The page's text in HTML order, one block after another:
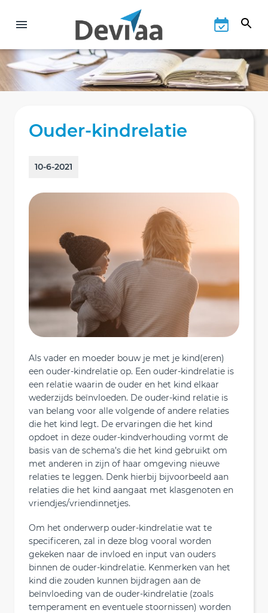
Ouder-kindrelatie
10-6-2021
Als vader en moeder bouw je met je kind(eren)
een ouder-kindrelatie op. Een ouder-kindrelatie is
een relatie waarin de ouder en het kind elkaar
wederzijds beïnvloeden. De ouder-kind relatie is
van belang voor alle volgende of andere relaties
die het kind legt. De ervaringen die het kind
opdoet in deze ouder-kindverhouding vormt de
basis van de schema’s die het kind gebruikt om
met anderen in zijn of haar omgeving nieuwe
relaties te leggen. Denk hierbij bijvoorbeeld aan
relaties die het kind aangaat met klasgenoten en
vriendjes/vriendinnetjes.
Om het onderwerp ouder-kindrelatie wat te
specificeren, zal in deze blog vooral worden
gekeken naar de invloed en input van ouders
binnen de ouder-kindrelatie. Kenmerken van het
kind die zouden kunnen bijdragen aan de
beïnvloeding van de ouder-kindrelatie (zoals
temperament en eventuele stoornissen) worden